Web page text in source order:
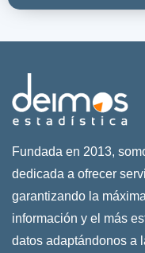
Fundada en 2013,
dedicada a ofrecer
garantizando la
información y el más
datos adaptándonos a